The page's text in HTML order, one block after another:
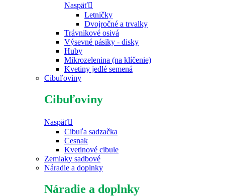
Naspäť
Letničky
Dvojročné a trvalky
Trávnikové osivá
Výsevné pásiky - disky
Huby
Mikrozelenina (na klíčenie)
Kvetiny jedlé semená
Cibuľoviny
Cibuľoviny
Naspäť
Cibuľa sadzačka
Cesnak
Kvetinové cibule
Zemiaky sadbové
Náradie a doplnky
Náradie a doplnky